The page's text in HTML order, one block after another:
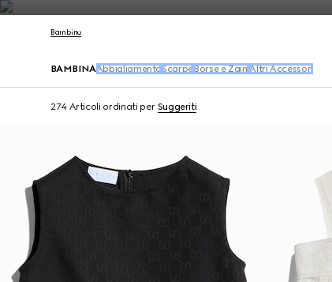
Contattaci
Bambino
BAMBINAAbbigliamento Scarpe Borse e Zaini Altri Accessori
274 Articoli ordinati per Suggeriti